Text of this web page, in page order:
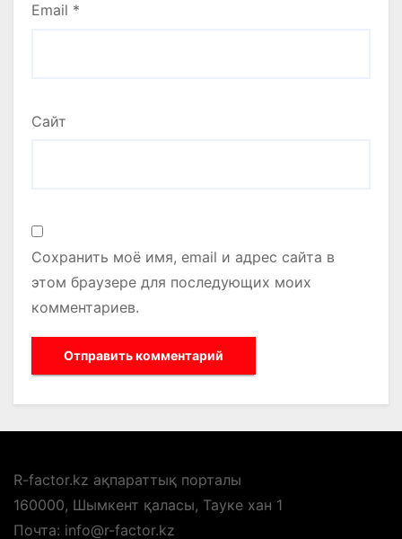
Email *
Сайт
Сохранить моё имя, email и адрес сайта в
этом браузере для последующих моих
комментариев.
R-factor.kz ақпараттық порталы
160000, Шымкент қаласы, Тауке хан 1
Почта: info@r-factor.kz